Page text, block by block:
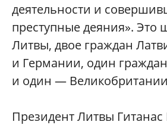
деятельности и
преступные деяния». Это
Литвы, двое граждан
и Германии, один
и один —
Президент Литвы Гитанас